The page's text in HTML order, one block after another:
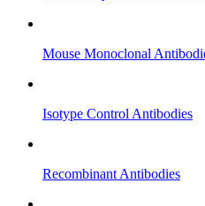
Mouse Monoclonal
Isotype Control Antibodies
Recombinant Antibodies